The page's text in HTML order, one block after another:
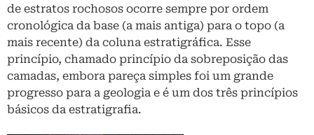
de estratos rochosos ocorre sempre por ordem
cronológica da base (a mais antiga) para o topo (a
mais recente) da coluna estratigráfica. Esse
princípio, chamado princípio da sobreposição das
camadas, embora pareça simples foi um grande
progresso para a geologia e é um dos três princípios
básicos da estratigrafia.